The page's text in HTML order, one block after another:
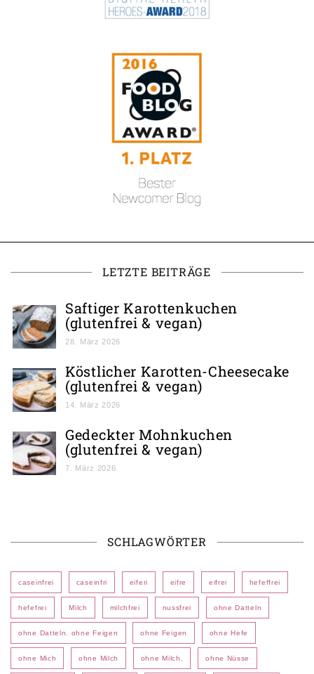
LETZTE BEITRÄGE
Saftiger Karottenkuchen
(glutenfrei & vegan)
28. März 2026
Köstlicher Karotten-Cheesecake
(glutenfrei & vegan)
14. März 2026
Gedeckter Mohnkuchen
(glutenfrei & vegan)
7. März 2026
SCHLAGWÖRTER
caseinfrei caseinfri eiferi eifre eifrei hefeffrei
hefefrei Milch milchfrei nussfrei ohne Datteln
ohne Datteln. ohne Feigen ohne Feigen ohne Hefe
ohne Mich ohne Milch ohne Milch. ohne Nüsse